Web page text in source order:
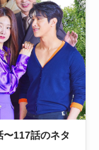
117話のネタ